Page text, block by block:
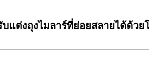
แต่งถุงไมลาร์ที่ย่อยสลายได้ด้ว